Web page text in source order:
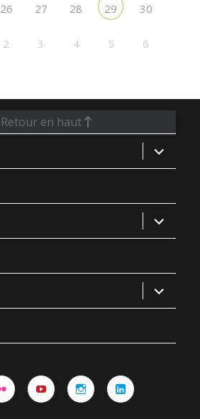
26 27 28 29 30
2 3 4 5 6
Retour en haut
ouvrir
le
sous-
ouvrir
le
sous-
ouvrir
le
sous-